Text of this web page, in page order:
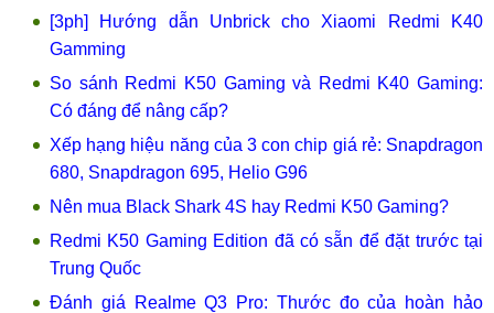
[3ph] Hướng dẫn Unbrick cho Xiaomi Redmi K40
Gamming
So sánh Redmi K50 Gaming và Redmi K40 Gaming:
Có đáng để nâng cấp?
Xếp hạng hiệu năng của 3 con chip giá rẻ: Snapdragon
680, Snapdragon 695, Helio G96
Nên mua Black Shark 4S hay Redmi K50 Gaming?
Redmi K50 Gaming Edition đã có sẵn để đặt trước tại
Trung Quốc
Đánh giá Realme Q3 Pro: Thước đo của hoàn hảo